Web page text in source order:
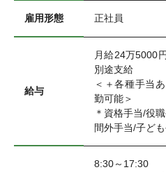
雇用形態 正社員
給与
月給24万5000
別途支給
＜＋各種手当
勤可能＞
＊資格手当/役
間外手当/子ど
8:30～17:30